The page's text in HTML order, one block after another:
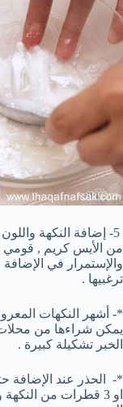
5- إضافة النكهة
من الأيس كريم ,
والإستمرار في
ترغبيها .
*- أشهر النكهات
يمكن شراءها من محلات
الخبر تشكيلة كبيرة .
او 3 قطرات من